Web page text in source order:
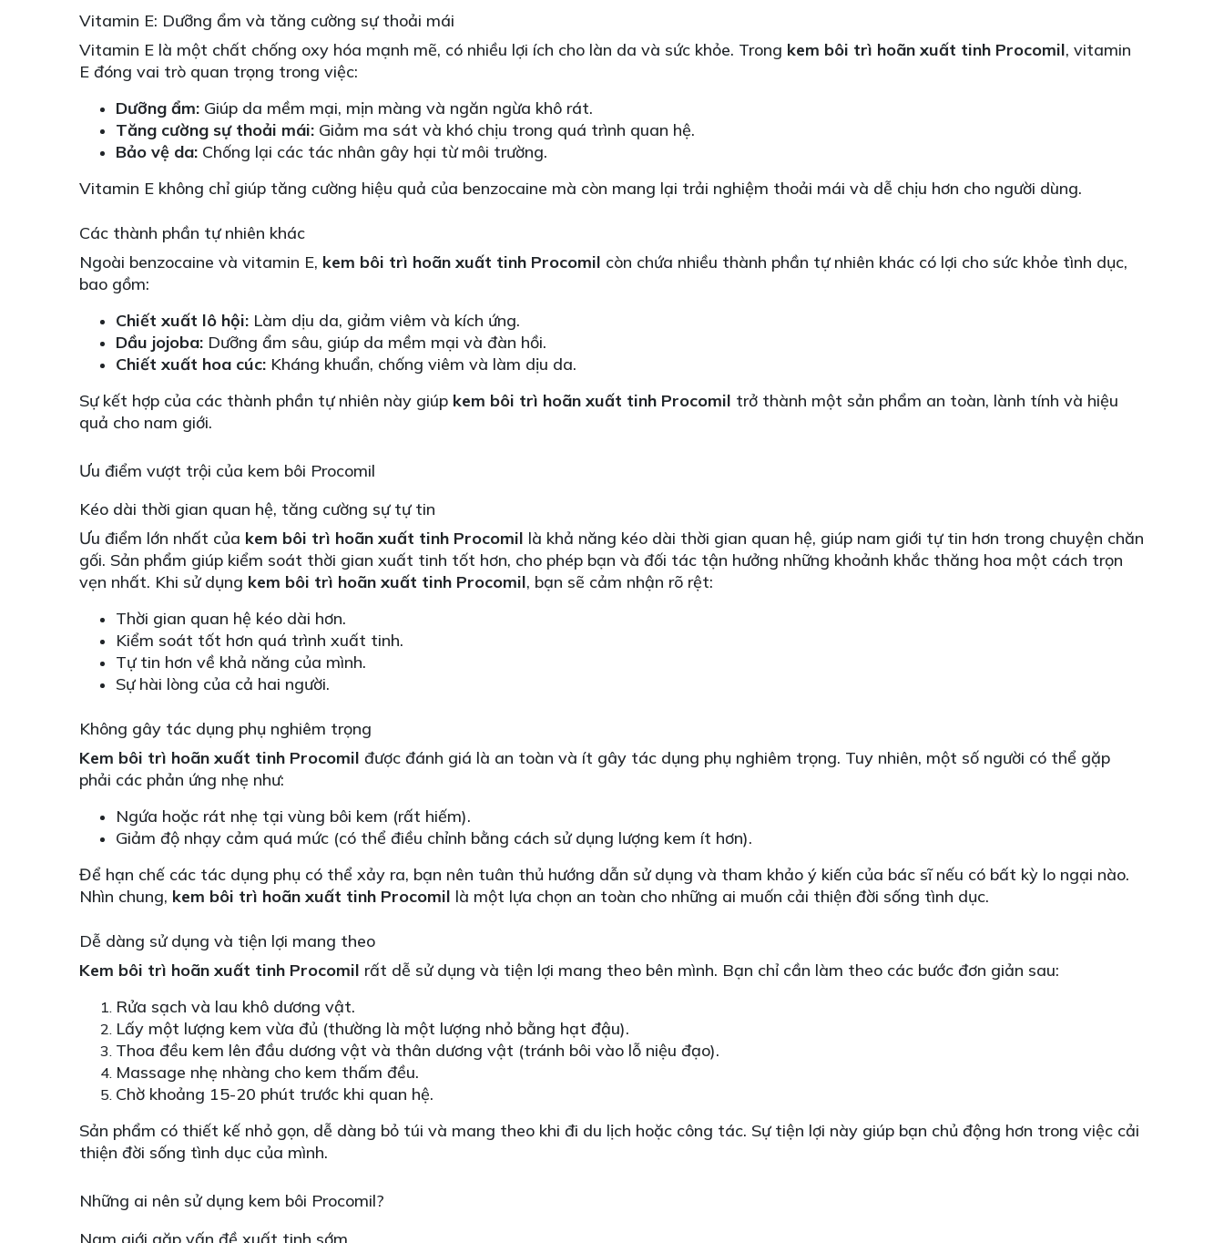
Vitamin E: Dưỡng ẩm và tăng cường sự thoải mái
Vitamin E là một chất chống oxy hóa mạnh mẽ, có nhiều lợi ích cho làn da và sức khỏe. Trong kem bôi trì hoãn xuất tinh Procomil, vitamin
E đóng vai trò quan trọng trong việc:
Dưỡng ẩm: Giúp da mềm mại, mịn màng và ngăn ngừa khô rát.
Tăng cường sự thoải mái: Giảm ma sát và khó chịu trong quá trình quan hệ.
Bảo vệ da: Chống lại các tác nhân gây hại từ môi trường.
Vitamin E không chỉ giúp tăng cường hiệu quả của benzocaine mà còn mang lại trải nghiệm thoải mái và dễ chịu hơn cho người dùng.
Các thành phần tự nhiên khác
Ngoài benzocaine và vitamin E, kem bôi trì hoãn xuất tinh Procomil còn chứa nhiều thành phần tự nhiên khác có lợi cho sức khỏe tình dục,
bao gồm:
Chiết xuất lô hội: Làm dịu da, giảm viêm và kích ứng.
Dầu jojoba: Dưỡng ẩm sâu, giúp da mềm mại và đàn hồi.
Chiết xuất hoa cúc: Kháng khuẩn, chống viêm và làm dịu da.
Sự kết hợp của các thành phần tự nhiên này giúp kem bôi trì hoãn xuất tinh Procomil trở thành một sản phẩm an toàn, lành tính và hiệu
quả cho nam giới.
Ưu điểm vượt trội của kem bôi Procomil
Kéo dài thời gian quan hệ, tăng cường sự tự tin
Ưu điểm lớn nhất của kem bôi trì hoãn xuất tinh Procomil là khả năng kéo dài thời gian quan hệ, giúp nam giới tự tin hơn trong chuyện chăn
gối. Sản phẩm giúp kiểm soát thời gian xuất tinh tốt hơn, cho phép bạn và đối tác tận hưởng những khoảnh khắc thăng hoa một cách trọn
vẹn nhất. Khi sử dụng kem bôi trì hoãn xuất tinh Procomil, bạn sẽ cảm nhận rõ rệt:
Thời gian quan hệ kéo dài hơn.
Kiểm soát tốt hơn quá trình xuất tinh.
Tự tin hơn về khả năng của mình.
Sự hài lòng của cả hai người.
Không gây tác dụng phụ nghiêm trọng
Kem bôi trì hoãn xuất tinh Procomil được đánh giá là an toàn và ít gây tác dụng phụ nghiêm trọng. Tuy nhiên, một số người có thể gặp
phải các phản ứng nhẹ như:
Ngứa hoặc rát nhẹ tại vùng bôi kem (rất hiếm).
Giảm độ nhạy cảm quá mức (có thể điều chỉnh bằng cách sử dụng lượng kem ít hơn).
Để hạn chế các tác dụng phụ có thể xảy ra, bạn nên tuân thủ hướng dẫn sử dụng và tham khảo ý kiến của bác sĩ nếu có bất kỳ lo ngại nào.
Nhìn chung, kem bôi trì hoãn xuất tinh Procomil là một lựa chọn an toàn cho những ai muốn cải thiện đời sống tình dục.
Dễ dàng sử dụng và tiện lợi mang theo
Kem bôi trì hoãn xuất tinh Procomil rất dễ sử dụng và tiện lợi mang theo bên mình. Bạn chỉ cần làm theo các bước đơn giản sau:
Rửa sạch và lau khô dương vật.
Lấy một lượng kem vừa đủ (thường là một lượng nhỏ bằng hạt đậu).
Thoa đều kem lên đầu dương vật và thân dương vật (tránh bôi vào lỗ niệu đạo).
Massage nhẹ nhàng cho kem thấm đều.
Chờ khoảng 15-20 phút trước khi quan hệ.
Sản phẩm có thiết kế nhỏ gọn, dễ dàng bỏ túi và mang theo khi đi du lịch hoặc công tác. Sự tiện lợi này giúp bạn chủ động hơn trong việc cải
thiện đời sống tình dục của mình.
Những ai nên sử dụng kem bôi Procomil?